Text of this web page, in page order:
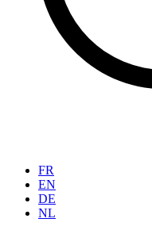
FR
EN
DE
NL